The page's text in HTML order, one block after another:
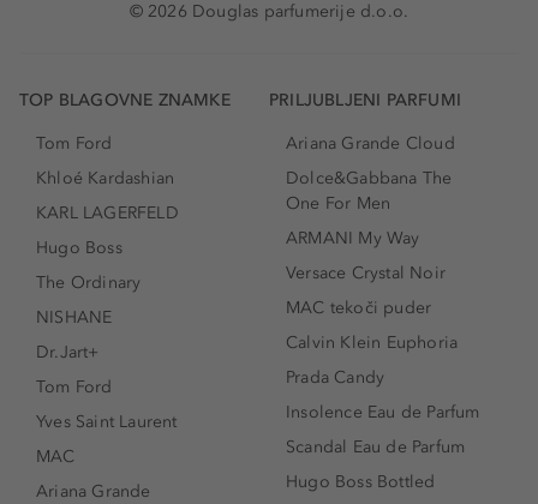
© 2026 Douglas parfumerije d.o.o.
TOP BLAGOVNE ZNAMKE
Tom Ford
Khloé Kardashian
KARL LAGERFELD
Hugo Boss
The Ordinary
NISHANE
Dr.Jart+
Tom Ford
Yves Saint Laurent
MAC
Ariana Grande
PRILJUBLJENI PARFUMI
Ariana Grande Cloud
Dolce&Gabbana The
One For Men
ARMANI My Way
Versace Crystal Noir
MAC tekoči puder
Calvin Klein Euphoria
Prada Candy
Insolence Eau de Parfum
Scandal Eau de Parfum
Hugo Boss Bottled